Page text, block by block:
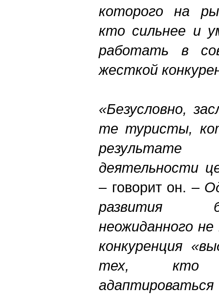
которого на
кто сильнее и
работать в
жесткой
«Безусловно,
те туристы,
деятельности
– говорит он. –
развития
неожиданного
конкуренция
тех, кто